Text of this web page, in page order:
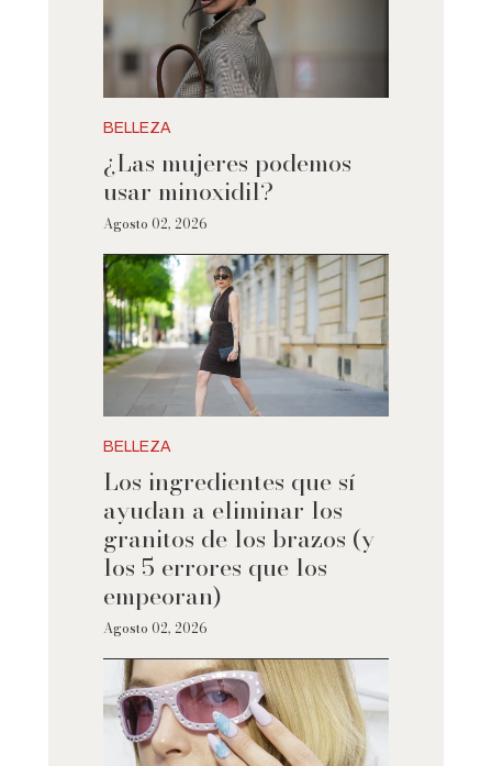
BELLEZA
¿Las mujeres podemos
usar minoxidil?
Agosto 02, 2026
BELLEZA
Los ingredientes que sí
ayudan a eliminar los
granitos de los brazos (y
los 5 errores que los
empeoran)
Agosto 02, 2026